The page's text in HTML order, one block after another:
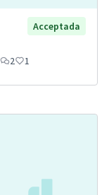
Acceptada
2 1